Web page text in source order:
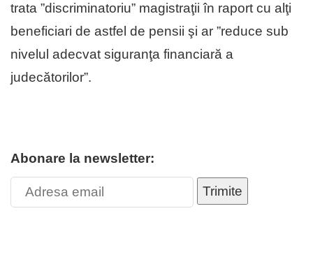
trata ”discriminatoriu” magistraţii în raport cu alţi
beneficiari de astfel de pensii şi ar ”reduce sub
nivelul adecvat siguranţa financiară a
judecătorilor”.
Abonare la newsletter:
Trimite